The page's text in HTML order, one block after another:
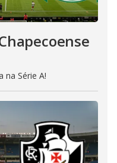
na Série A!